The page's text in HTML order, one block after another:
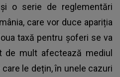
o serie de reglementări
care vor duce apariția
taxă pentru șoferi se va
mult afectează mediul
le dețin, în unele cazuri